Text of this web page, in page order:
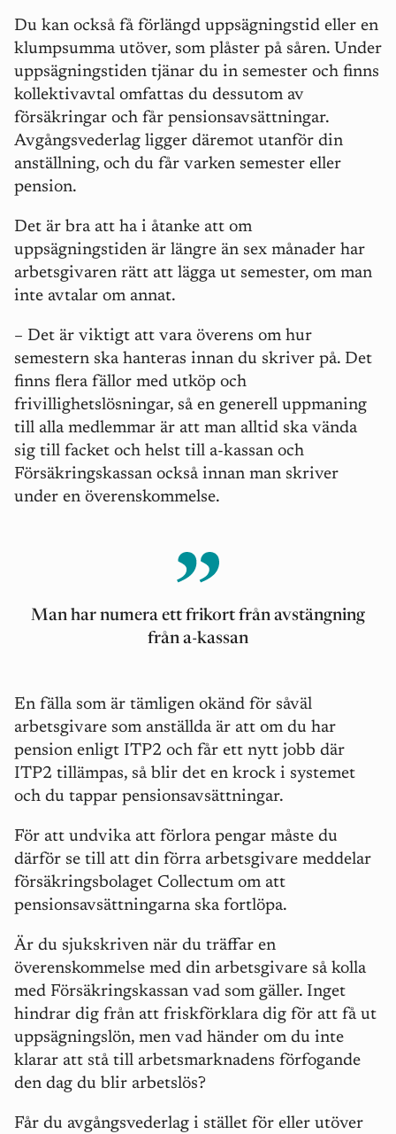
Du kan också få förlängd uppsägningstid eller en
klumpsumma utöver, som plåster på såren. Under
uppsägningstiden tjänar du in semester och finns
kollektivavtal omfattas du dessutom av
försäkringar och får pensionsavsättningar.
Avgångsvederlag ligger däremot utanför din
anställning, och du får varken semester eller
pension.
Det är bra att ha i åtanke att om
uppsägningstiden är längre än sex månader har
arbetsgivaren rätt att lägga ut semester, om man
inte avtalar om annat.
– Det är viktigt att vara överens om hur
semestern ska hanteras innan du skriver på. Det
finns flera fällor med utköp och
frivillighetslösningar, så en generell uppmaning
till alla medlemmar är att man alltid ska vända
sig till facket och helst till a-kassan och
Försäkringskassan också innan man skriver
under en överenskommelse.
Man har numera ett frikort från avstängning
från a-kassan
En fälla som är tämligen okänd för såväl
arbetsgivare som anställda är att om du har
pension enligt ITP2 och får ett nytt jobb där
ITP2 tillämpas, så blir det en krock i systemet
och du tappar pensionsavsättningar.
För att undvika att förlora pengar måste du
därför se till att din förra arbetsgivare meddelar
försäkringsbolaget Collectum om att
pensionsavsättningarna ska fortlöpa.
Är du sjukskriven när du träffar en
överenskommelse med din arbetsgivare så kolla
med Försäkringskassan vad som gäller. Inget
hindrar dig från att friskförklara dig för att få ut
uppsägningslön, men vad händer om du inte
klarar att stå till arbetsmarknadens förfogande
den dag du blir arbetslös?
Får du avgångsvederlag i stället för eller utöver